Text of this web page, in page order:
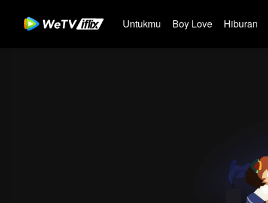
Untukmu Boy Love Hiburan